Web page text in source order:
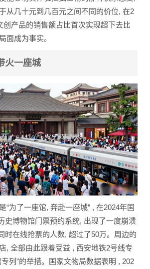
从几十元到几百元之间不同的价位, 在2
创产品的销售额占比首次实现超下去比
面成为事实。
火一座城
“为了一座馆, 奔赴一座城” , 在2024年国
史博物馆门票预约系统, 出现了一度崩溃
时在线抢票的人数, 超过了50万。周边的
, 全部由此跟着受益 , 西安地铁2号线专
列”的举措。国家文物局数据表明 , 202